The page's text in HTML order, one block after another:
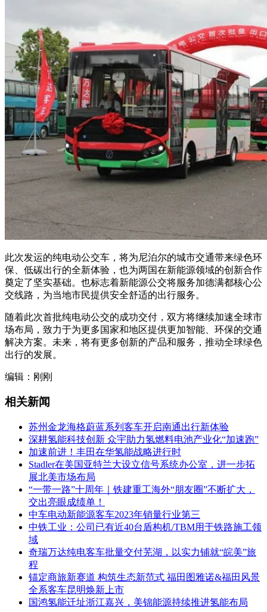
此次发运的纯电动公交车，将为尼泊尔的城市交通带来绿色环
保、低碳出行的全新体验，也为两国在新能源领域的创新合作
奠定了坚实基础。也标志着新能源公交将服务加德满都核心公
交线路，为当地市民提供安全舒适的出行服务。
随着此次首批纯电动公交的成功交付，双方将继续加速全球市
场布局，致力于为更多国家和地区提供更加智能、环保的交通
解决方案。未来，将有更多创新的产品和服务，推动全球绿色
出行的发展。
编辑：刚刚
相关新闻
苏州金龙海格蔚蓝系列客车开启南通出行新体验
深耕氢能科技创新 众宇助力氢燃料电池产业化“加速跑”
加速前进！丰田在华氢能战略进行时
Stadler在美国亚特兰大设立信号系统办公室，进一步拓
展北美市场布局
“一带一路”十周年｜铁建重工海外“朋友圈”不断扩大，
交出亮眼成绩单！
中车电动新能源客车2023年销量行业第三
中铁工业：公司已有近40台盾构机/TBM用于铁路施工领
域
奇瑞万达纯电客车批量交付芜湖，以实力铺就“皖美”旅
程
锚定商旅新赛道 构筑生态新范式 福田图雅诺&福田风景
全系客车昆明焕新上市
国鸿氢能迁址浙江嘉兴，美锦能源持续推进氢能布局